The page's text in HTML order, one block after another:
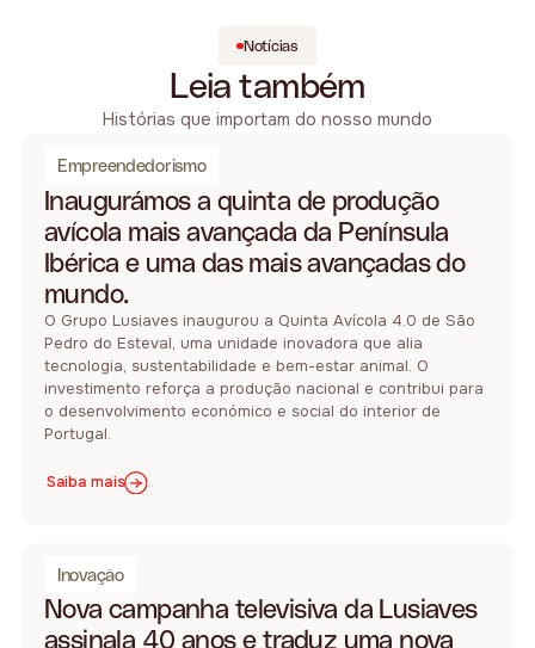
Notícias
Leia também
Histórias que importam do nosso mundo
Empreendedorismo
Inaugurámos a quinta de produção
avícola mais avançada da Península
Ibérica e uma das mais avançadas do
mundo.
O Grupo Lusiaves inaugurou a Quinta Avícola 4.0 de São
Pedro do Esteval, uma unidade inovadora que alia
tecnologia, sustentabilidade e bem-estar animal. O
investimento reforça a produção nacional e contribui para
o desenvolvimento económico e social do interior de
Portugal.
Saiba mais
Inovação
Nova campanha televisiva da Lusiaves
assinala 40 anos e traduz uma nova